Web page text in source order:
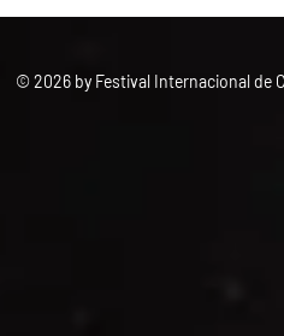
© 2026 by Festival Internacional de